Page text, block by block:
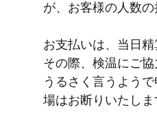
が、お客様の人数
お支払いは、当日
その際、検温にご
うるさく言うよう
場はお断りいたしま